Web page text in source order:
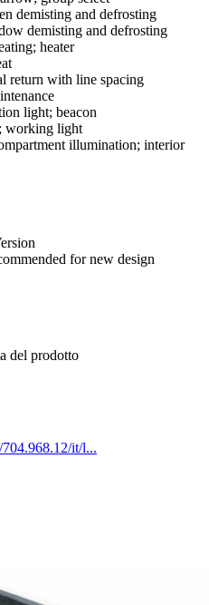
demisting and defrosting
demisting and defrosting
heater
return with line spacing
light; beacon
working light
illumination; interior
for new design
del prodotto
it/l...